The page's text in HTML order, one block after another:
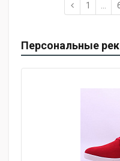
1
Персональные